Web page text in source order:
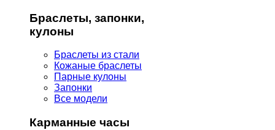
Браслеты, запонки,
кулоны
Браслеты из стали
Кожаные браслеты
Парные кулоны
Запонки
Все модели
Карманные часы